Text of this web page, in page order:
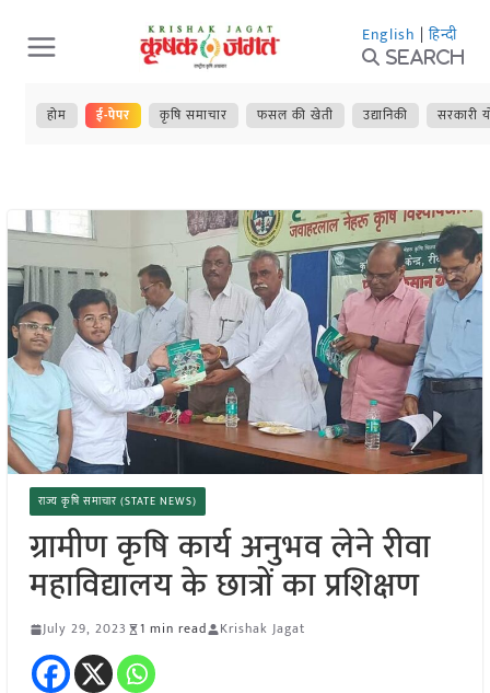
Skip
to
content
English | हिन्दी
Search
होम ई-पेपर कृषि समाचार फसल की खेती उद्यानिकी सरकारी
राज्य कृषि समाचार (STATE NEWS)
ग्रामीण कृषि कार्य अनुभव लेने रीवा
महाविद्यालय के छात्रों का प्रशिक्षण
July 29, 2023 1 min read Krishak Jagat